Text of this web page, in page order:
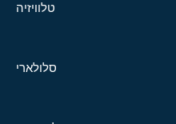
טלוויזיה
סלולארי